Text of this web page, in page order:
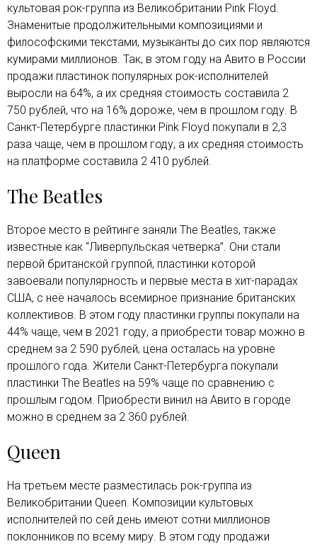
культовая рок-группа из Великобритании Pink Floyd.
Знаменитые продолжительными композициями и
философскими текстами, музыканты до сих пор являются
кумирами миллионов. Так, в этом году на Авито в России
продажи пластинок популярных рок-исполнителей
выросли на 64%, а их средняя стоимость составила 2
750 рублей, что на 16% дороже, чем в прошлом году. В
Санкт-Петербурге пластинки Pink Floyd покупали в 2,3
раза чаще, чем в прошлом году, а их средняя стоимость
на платформе составила 2 410 рублей.
The Beatles
Второе место в рейтинге заняли The Beatles, также
известные как “Ливерпульская четверка”. Они стали
первой британской группой, пластинки которой
завоевали популярность и первые места в хит-парадах
США, с неё началось всемирное признание британских
коллективов. В этом году пластинки группы покупали на
44% чаще, чем в 2021 году, а приобрести товар можно в
среднем за 2 590 рублей, цена осталась на уровне
прошлого года. Жители Санкт-Петербурга покупали
пластинки The Beatles на 59% чаще по сравнению с
прошлым годом. Приобрести винил на Авито в городе
можно в среднем за 2 360 рублей.
Queen
На третьем месте разместилась рок-группа из
Великобритании Queen. Композиции культовых
исполнителей по сей день имеют сотни миллионов
поклонников по всему миру. В этом году продажи